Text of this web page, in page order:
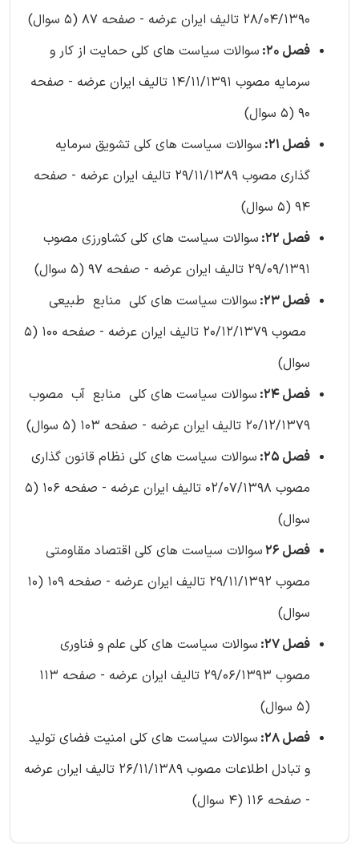
28/04/1390 تالیف ایران عرضه - صفحه 87 (5 سوال)
فصل 20:
سوالات سیاست های کلی حمایت از کار و
سرمایه مصوب 14/11/1391 تالیف ایران عرضه - صفحه
90 (5 سوال)
فصل 21:
سوالات سیاست های کلی تشویق سرمایه
گذاری مصوب 29/11/1389 تالیف ایران عرضه - صفحه
94 (5 سوال)
فصل 22:
سوالات سیاست های کلی کشاورزی مصوب
29/09/1391 تالیف ایران عرضه - صفحه 97 (5 سوال)
فصل 23:
سوالات سیاست های کلی منابع طبیعی
مصوب 20/12/1379 تالیف ایران عرضه - صفحه 100 (5
سوال)
فصل 24:
سوالات سیاست های کلی منابع آب مصوب
20/12/1379 تالیف ایران عرضه - صفحه 103 (5 سوال)
فصل 25:
سوالات سیاست های کلی نظام قانون گذاری
مصوب 02/07/1398 تالیف ایران عرضه - صفحه 106 (5
سوال)
فصل 26
سوالات سیاست های کلی اقتصاد مقاومتی
مصوب 29/11/1392 تالیف ایران عرضه - صفحه 109 (10
سوال)
فصل 27:
سوالات سیاست های کلی علم و فناوری
مصوب 29/06/1393 تالیف ایران عرضه - صفحه 113
(5 سوال)
فصل 28:
سوالات سیاست های کلی امنیت فضای تولید
و تبادل اطلاعات مصوب 26/11/1389 تالیف ایران عرضه
- صفحه 116 (4 سوال)